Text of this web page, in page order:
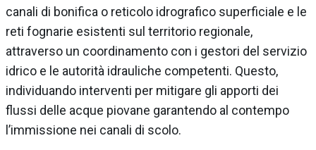
canali di bonifica o reticolo idrografico superficiale e le
reti fognarie esistenti sul territorio regionale,
attraverso un coordinamento con i gestori del servizio
idrico e le autorità idrauliche competenti. Questo,
individuando interventi per mitigare gli apporti dei
flussi delle acque piovane garantendo al contempo
l’immissione nei canali di scolo.